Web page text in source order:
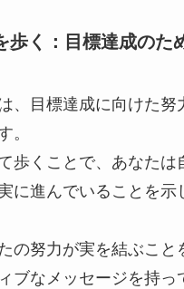
歩く：目標達成のた
、目標達成に向けた努
。
歩くことで、あなたは
に進んでいることを示
の努力が実を結ぶこと
ブなメッセージを持っ